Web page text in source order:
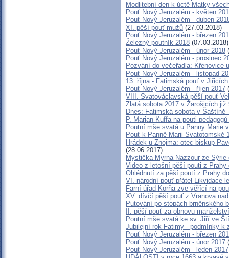
Modlitební den k úctě Matky
Pouť Nový Jeruzalém - květen
Pouť Nový Jeruzalém - duben
XI. pěší pouť mužů (27.03.2018)
Pouť Nový Jeruzalém - březen
Železný poutník 2018 (07.03.2018)
Pouť Nový Jeruzalém - únor 2018
Pouť Nový Jeruzalém - prosinec
Pozvání do večeřadla: Křenovice
Pouť Nový Jeruzalém - listopad
13. října - Fatimská pouť v
Pouť Nový Jeruzalém - říjen 2017
VIII. Svatováclavská pěší pouť
Zlatá sobota 2017 v Žarošicích již
Dnes: Fatimská sobota v Šaštíně
P. Marian Kuffa na pouti
Poutní mše svatá u Panny Marie
Pouť k Panně Marii Svatotomské
Hrádek u Znojma: otec biskup
(28.06.2017)
Mystička Myrna Nazzour ze
Video z letošní pěší pouti z Prahy
Ohlédnutí za pěší poutí z Prahy
VI. národní pouť přátel Likvidace
Farní úřad Korňa zve věřící na
XV. dívčí pěší pouť z Vranova
Putování po stopách brněnského
II. pěší pouť za obnovu
Poutní mše svatá ke sv. Jiří ve
Jubilejní rok Fatimy - podmínky k
Pouť Nový Jeruzalém - březen
Pouť Nový Jeruzalém - únor 2017
Pouť Nový Jeruzalém - leden 2017